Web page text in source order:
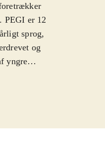
PEGI er 12
sprog,
og
yngre
man med